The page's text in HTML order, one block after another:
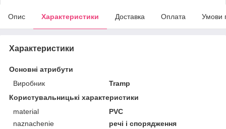
Опис Характеристики Доставка Оплата Умови
Характеристики
Основні атрибути
Виробник
Tramp
Користувальницькі характеристики
material
PVC
naznachenie
речі і спорядження